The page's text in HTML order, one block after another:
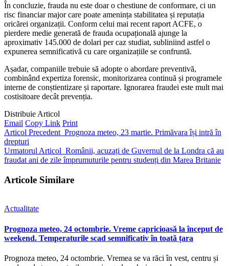
În concluzie, frauda nu este doar o chestiune de conformare, ci un
risc financiar major care poate amenința stabilitatea și reputația
oricărei organizații. Conform celui mai recent raport ACFE, o
pierdere medie generată de frauda ocupațională ajunge la
aproximativ 145.000 de dolari per caz studiat, subliniind astfel o
expunerea semnificativă cu care organizațiile se confruntă.
Așadar, companiile trebuie să adopte o abordare preventivă,
combinând expertiza forensic, monitorizarea continuă și programele
interne de conștientizare și raportare. Ignorarea fraudei este mult mai
costisitoare decât prevenția.
Distribuie Articol
Email Copy Link Print
Articol Precedent Prognoza meteo, 23 martie. Primăvara își intră în
drepturi
Urmatorul Articol Românii, acuzați de Guvernul de la Londra că au
fraudat ani de zile împrumuturile pentru studenți din Marea Britanie
Articole Similare
Actualitate
Prognoza meteo, 24 octombrie. Vreme capricioasă la început de
weekend. Temperaturile scad semnificativ în toată țara
Prognoza meteo, 24 octombrie. Vremea se va răci în vest, centru și